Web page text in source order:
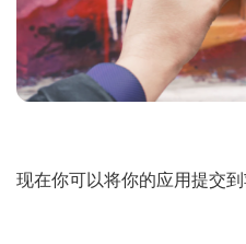
现在你可以将你的应用提交